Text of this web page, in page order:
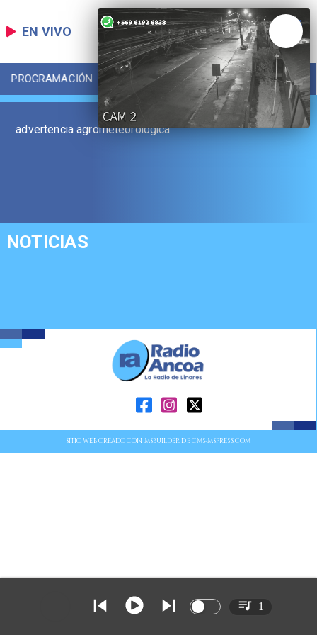
EN VIVO
PROGRAMACIÓN LOCAL DEPORTES
advertencia agrometeorológica
NOTICIAS
SITIO WEB CREADO CON MSBUILDER DE CMS-MSPRESS.COM
1